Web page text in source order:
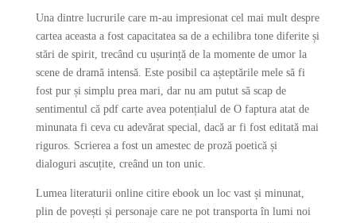
Una dintre lucrurile care m-au impresionat cel mai mult despre
cartea aceasta a fost capacitatea sa de a echilibra tone diferite și
stări de spirit, trecând cu ușurință de la momente de umor la
scene de dramă intensă. Este posibil ca așteptările mele să fi
fost pur și simplu prea mari, dar nu am putut să scap de
sentimentul că pdf carte avea potențialul de O faptura atat de
minunata fi ceva cu adevărat special, dacă ar fi fost editată mai
riguros. Scrierea a fost un amestec de proză poetică și
dialoguri ascuțite, creând un ton unic.
Lumea literaturii online citire ebook un loc vast și minunat,
plin de povești și personaje care ne pot transporta în lumi noi